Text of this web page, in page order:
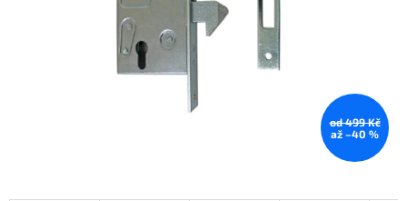
od 499 Kč
až –40 %